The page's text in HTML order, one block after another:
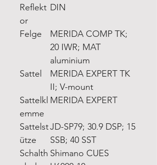
Reflekt
or
DIN
Felge
MERIDA COMP TK;
20 IWR; MAT
aluminium
Sattel
MERIDA EXPERT TK
II; V-mount
Sattelkl
emme
MERIDA EXPERT
Sattelst
ütze
JD-SP79; 30.9 DSP; 15
SSB; 40 SST
Schalth Shimano CUES